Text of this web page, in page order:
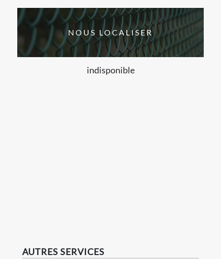
NOUS LOCALISER
indisponible
AUTRES SERVICES